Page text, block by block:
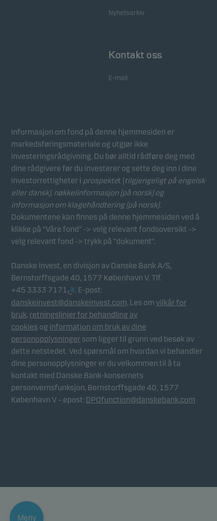
Meny
Nyhetsarkiv
Kontakt oss
E-mail
Informasjon om fond på denne hjemmesiden er
markedsføringsmateriale og utgjør ikke
investeringsrådgivning. Du bør alltid rådføre deg med
dine rådgivere før du investerer og sette deg inn i dine
investorrettigheter i prospektet (tilgjengeligt på engelsk
eller dansk), nøkkelinformasjon (på norsk)og
informasjon om klagehåndtering (på norsk).
Dokumentene kan finnes på denne hjemmesiden ved å
klikke på "Våre fond" -> velg relevant fondsoversikt ->
velg relevant fond -> trykk på "dokument".
Danske Invest, en divisjon av Danske Bank A/S,
Bernstorffsgade 40, 1577 København V. Tlf.
+45 3333 7171
. E-post:
danskeinvest@danskeinvest.com. Les om vilkår for
bruk, retningslinjer for behandling av
cookies og informatjon om bruk av dine
personopplysninger som ligger til grunn ved besøk av
dette netstedet. Ved spørsmål om hvordan vi behandler
dine personopplysninger er du velkommen til å ta
kontakt med Danske Bank-konsernets
personvernsfunksjon, Bernstorffsgade 40, 1577
København V – epost: DPOfunction@danskebank.com